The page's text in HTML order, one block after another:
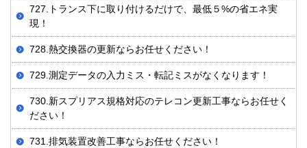
727.トランス下に取り付けるだけで、最低５%の省エネ実
現！
728.熱交換器の更新ならお任せください！
729.測定データの入力ミス・転記ミスがなくなります！
730.新スプリアス規格対応のテレコン更新工事ならお任せく
ださい！
731. 排気装置改善工事ならお任せください！